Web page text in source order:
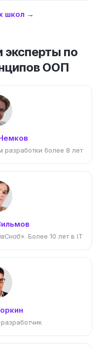
школ →
эксперты по
ООП
разработки более 8 лет
». Более 10 лет в IT